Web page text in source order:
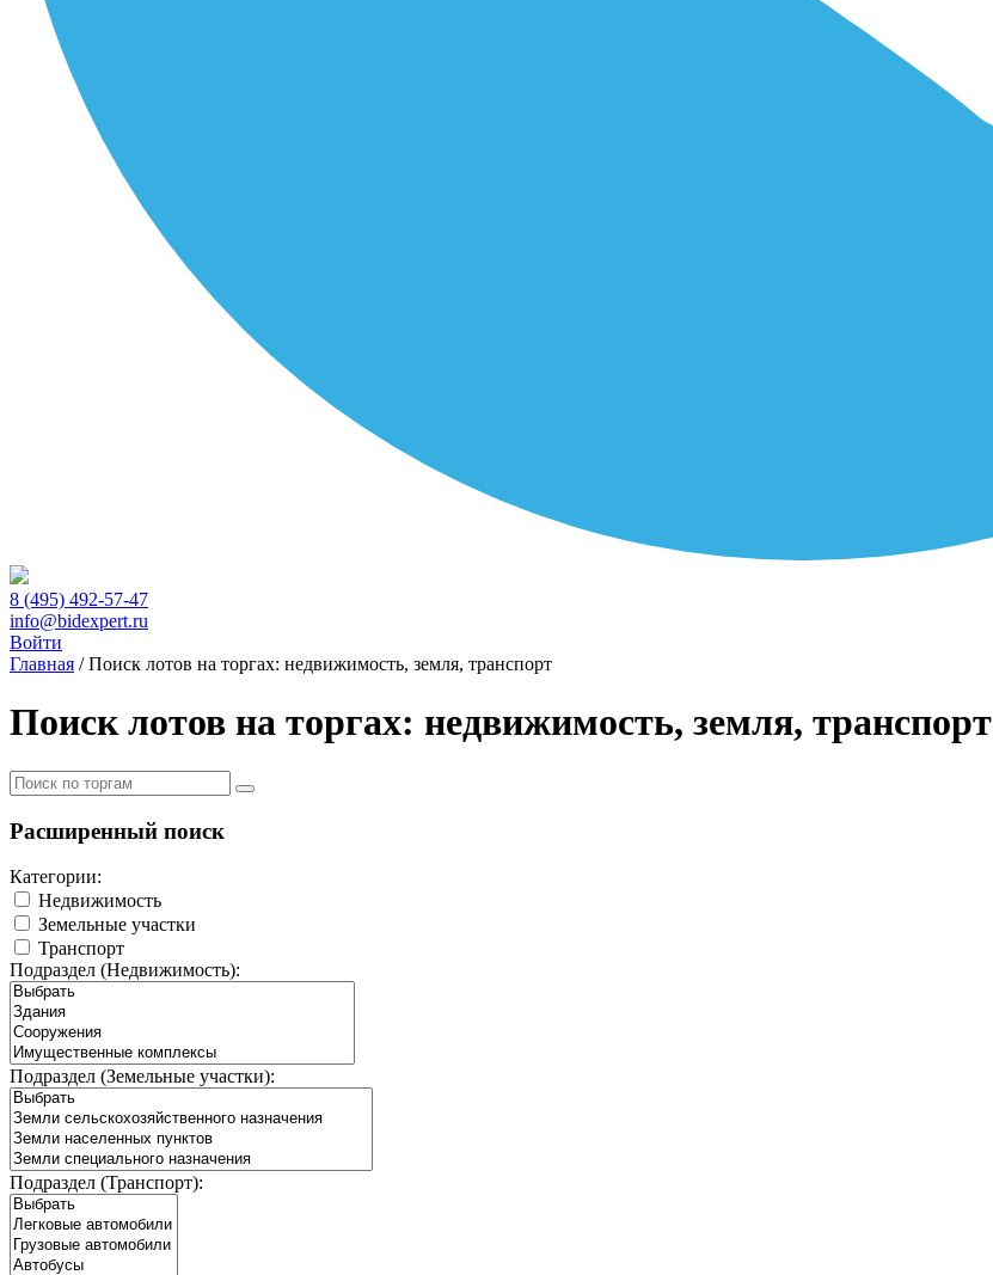
8 (495) 492-57-47
info@bidexpert.ru
Войти
Главная /Поиск лотов на торгах: недвижимость, земля, транспорт
Поиск лотов на торгах: недвижимость, земля, транспорт
Расширенный поиск
Категории:
Недвижимость
Земельные участки
Транспорт
Подраздел (Недвижимость):
Подраздел (Земельные участки):
Подраздел (Транспорт):